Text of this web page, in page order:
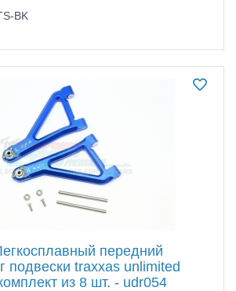
BK
передний
подвески traxxas unlimited
из 8 шт. - udr054